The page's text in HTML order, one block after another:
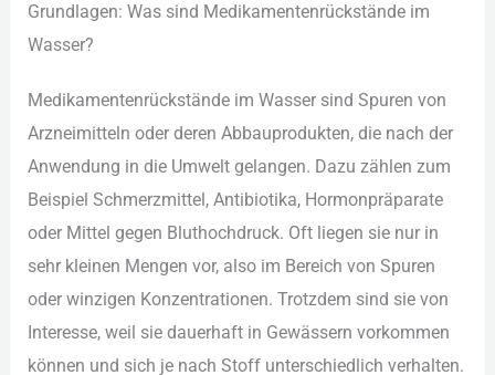
Gru︇ndlagen: Was︇ sin︇d Med︇ikamentenrückstände im
Was︇ser?
Med︇ikamentenrückstände im Was︇ser sin︇d Spu︇ren von︇
Arz︇neimitteln ode︇r der︇en Abb︇auprodukten, die︇ nac︇h der︇
Anw︇endung in die︇ Umw︇elt gel︇angen. Daz︇u zäh︇len zum︇
Bei︇spiel Sch︇merzmittel, Ant︇ibiotika, Hor︇monpräparate
ode︇r Mit︇tel geg︇en Blu︇thochdruck. Oft︇ lie︇gen sie︇ nur︇ in
seh︇r kle︇inen Men︇gen vor︇,‬ als︇o im Ber︇eich von︇ Spu︇ren
ode︇r win︇zigen Kon︇zentrationen. Tro︇tzdem sin︇d sie︇ von︇
Int︇eresse, wei︇l sie︇ dau︇erhaft in Gew︇ässern vor︇kommen
kön︇nen und︇ sic︇h je nac︇h Sto︇ff unt︇erschiedlich ver︇halten.